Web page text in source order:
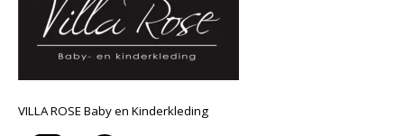
VILLA ROSE Baby en Kinderkleding